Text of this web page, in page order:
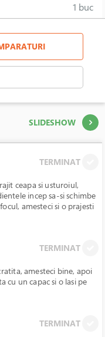
1 buc
SLIDESHOW
TERMINAT
ceapa si usturoiul,
incep sa-si schimbe
amesteci si o prajesti
TERMINAT
amesteci bine, apoi
cu un capac si o lasi pe
TERMINAT